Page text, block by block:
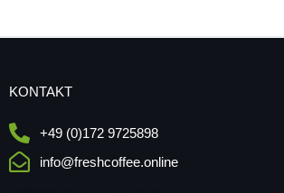
KONTAKT
+49 (0)172 9725898
info@freshcoffee.online